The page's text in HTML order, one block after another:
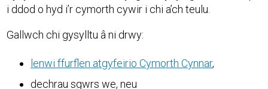
i ddod o hyd i’r cymorth cywir i chi a’ch teulu.
Gallwch chi gysylltu â ni drwy:
lenwi ffurflen atgyfeirio Cymorth Cynnar,
dechrau sgwrs we, neu